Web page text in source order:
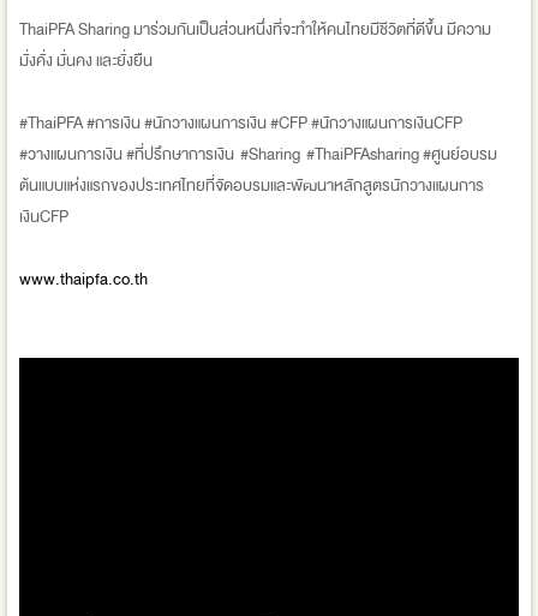
ThaiPFA Sharing มาร่วมกันเป็นส่วนหนึ่งที่จะทำให้คนไทยมีชีวิตที่ดีขึ้น มีความ
มั่งคั่ง มั่นคง และยั่งยืน
#ThaiPFA #การเงิน #นักวางแผนการเงิน #CFP #นักวางแผนการเงินCFP
#วางแผนการเงิน #ที่ปรึกษาการเงิน #Sharing #ThaiPFAsharing #ศูนย์อบรม
ต้นแบบแห่งแรกของประเทศไทยที่จัดอบรมและพัฒนาหลักสูตรนักวางแผนการ
เงินCFP
www.thaipfa.co.th